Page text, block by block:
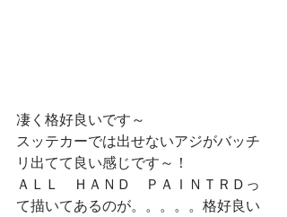
凄く格好良いです～
スッテカーでは出せないアジがバッチ
リ出てて良い感じです～！
ＡＬＬ　ＨＡＮＤ　ＰＡＩＮＴＲＤっ
て描いてあるのが。。。。。格好良い